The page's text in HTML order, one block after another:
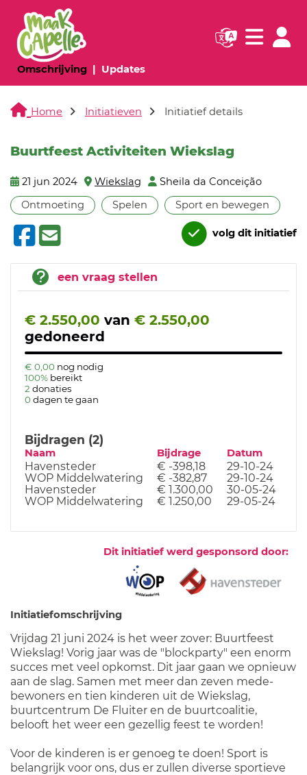
Omschrijving(huidige pagina)
Updates(huidige pagina)
Navigatie
Home Initiatieven Initiatief details
Buurtfeest Activiteiten Wiekslag
21 jun 2024 Wiekslag
Sheila da Conceição
Ontmoeting
Spelen Sport en bewegen
volg dit initiatief
een vraag stellen
€ 2.550,00 van € 2.550,00
gedoneerd
€ 0,00 nog nodig
100% bereikt
2 donaties
0 dagen te gaan
Bijdragen (2)
Naam Bijdrage Datum
Havensteder € -398,18
29-10-24
WOP Middelwatering
€ -382,87
29-10-24
Havensteder
€ 1.300,00
30-05-24
WOP Middelwatering
€ 1.250,00 29-05-24
Dit initiatief werd gesponsord door:
Initiatiefomschrijving
Vrijdag 21 juni 2024 is het weer zover: Buurtfeest
Wiekslag! Vorig jaar was de "blockparty" een enorm
succes met veel opkomst. Dit jaar gaan we opnieuw
aan de slag. Samen met meer dan zeven mede-
bewoners en tien kinderen uit de Wiekslag,
buurtcentrum De Fluiter en de buurtcoalitie,
belooft het weer een gezellig feest te worden!
Voor de kinderen is er genoeg te doen! Sport is
belangrijk voor ons, dus er zullen diverse sportieve